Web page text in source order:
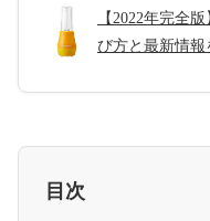
【2022年完全
び方と最新情報
目次